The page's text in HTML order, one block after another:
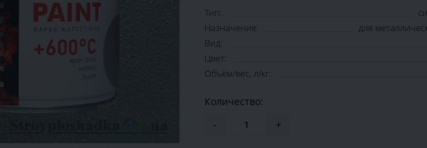
Тип:
Назначение:
для
Вид:
Цвет:
Объём/вес, л/кг:
Количество:
- +